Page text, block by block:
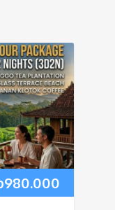
980.000